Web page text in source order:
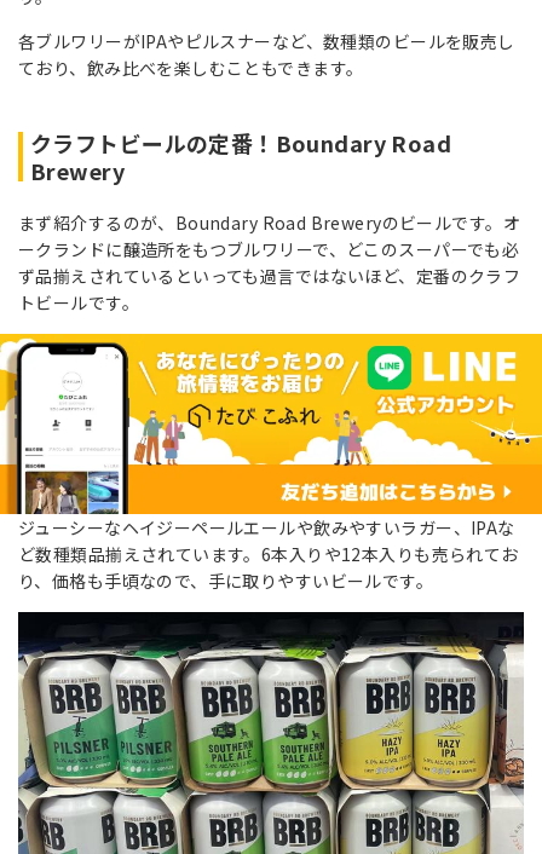
各ブルワリーがIPAやピルスナーなど、数種類のビールを販売し
ており、飲み比べを楽しむこともできます。
クラフトビールの定番！Boundary Road
Brewery
まず紹介するのが、Boundary Road Breweryのビールです。オ
ークランドに醸造所をもつブルワリーで、どこのスーパーでも必
ず品揃えされているといっても過言ではないほど、定番のクラフ
トビールです。
ジューシーなヘイジーペールエールや飲みやすいラガー、IPAな
ど数種類品揃えされています。6本入りや12本入りも売られてお
り、価格も手頃なので、手に取りやすいビールです。